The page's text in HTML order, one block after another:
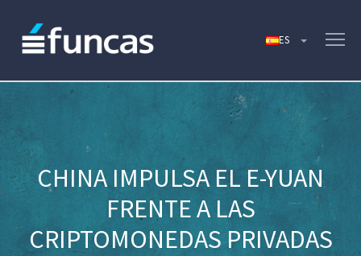
CHINA IMPULSA EL E-YUAN
FRENTE A LAS
CRIPTOMONEDAS PRIVADAS